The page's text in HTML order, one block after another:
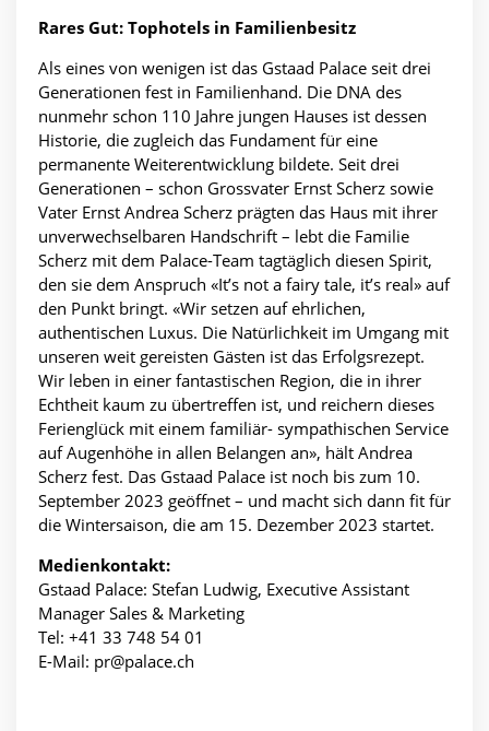
Rares Gut: Tophotels in Familienbesitz
Als eines von wenigen ist das Gstaad Palace seit drei
Generationen fest in Familienhand. Die DNA des
nunmehr schon 110 Jahre jungen Hauses ist dessen
Historie, die zugleich das Fundament für eine
permanente Weiterentwicklung bildete. Seit drei
Generationen – schon Grossvater Ernst Scherz sowie
Vater Ernst Andrea Scherz prägten das Haus mit ihrer
unverwechselbaren Handschrift – lebt die Familie
Scherz mit dem Palace-Team tagtäglich diesen Spirit,
den sie dem Anspruch «It’s not a fairy tale, it’s real» auf
den Punkt bringt. «Wir setzen auf ehrlichen,
authentischen Luxus. Die Natürlichkeit im Umgang mit
unseren weit gereisten Gästen ist das Erfolgsrezept.
Wir leben in einer fantastischen Region, die in ihrer
Echtheit kaum zu übertreffen ist, und reichern dieses
Ferienglück mit einem familiär- sympathischen Service
auf Augenhöhe in allen Belangen an», hält Andrea
Scherz fest. Das Gstaad Palace ist noch bis zum 10.
September 2023 geöffnet – und macht sich dann fit für
die Wintersaison, die am 15. Dezember 2023 startet.
Medienkontakt:
Gstaad Palace: Stefan Ludwig, Executive Assistant
Manager Sales & Marketing
Tel: +41 33 748 54 01
E-Mail: pr@palace.ch